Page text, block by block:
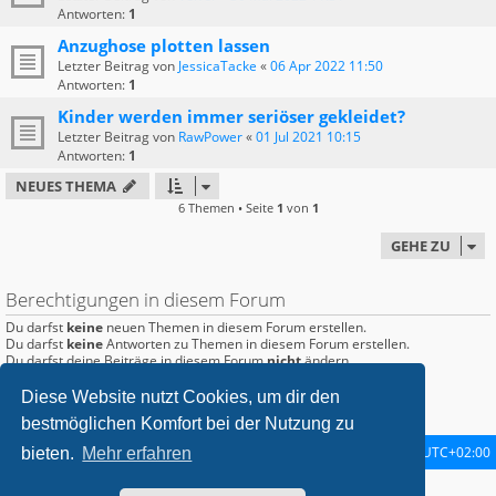
Diese Website nutzt Cookies, um dir den
bestmöglichen Komfort bei der Nutzung zu
bieten. Mehr erfahren
Antworten: 1
Anzughose plotten lassen
Letzter Beitrag von JessicaTacke «06 Apr 2022 11:50
Antworten: 1
Kinder werden immer seriöser gekleidet?
Letzter Beitrag von RawPower«01 Jul 2021 10:15
Antworten: 1
NEUES THEMA
6 Themen • Seite 1 von 1
GEHE ZU
Berechtigungen in diesem Forum
Du darfst keine neuen Themen in diesem Forum erstellen.
Du darfst keineAntworten zu Themen in diesem Forum erstellen.
Du darfst deine Beiträge in diesem Forumnichtändern.
Du darfstkeineDateianhänge in diesem Forum erstellen.
Startseite Foren-Übersicht UTC+02:00
metrolike style byEric SeguinUpdated for phpBB3.2 by